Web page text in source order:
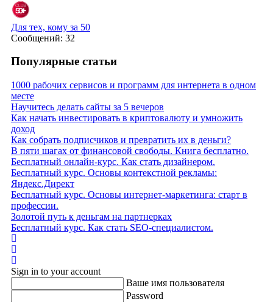
Для тех, кому за 50
Сообщений: 32
Популярные статьи
1000 рабочих сервисов и программ для интернета в одном
месте
Научитесь делать сайты за 5 вечеров
Как начать инвестировать в криптовалюту и умножить
доход
Как собрать подписчиков и превратить их в деньги?
В пяти шагах от финансовой свободы. Книга бесплатно.
Бесплатный онлайн-курс. Как стать дизайнером.
Бесплатный курс. Основы контекстной рекламы:
Яндекс.Директ
Бесплатный курс. Основы интернет-маркетинга: старт в
профессии.
Золотой путь к деньгам на партнерках
Бесплатный курс. Как стать SEO‑специалистом.
Sign in to your account
Ваше имя пользователя
Password